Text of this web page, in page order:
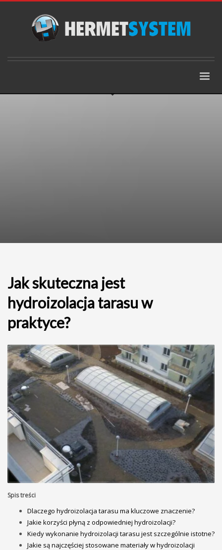
Jak skuteczna jest
hydroizolacja tarasu w
praktyce?
Spis treści
Dlaczego hydroizolacja tarasu ma kluczowe znaczenie?
Jakie korzyści płyną z odpowiedniej hydroizolacji?
Kiedy wykonanie hydroizolacji tarasu jest szczególnie istotne?
Jakie są najczęściej stosowane materiały w hydroizolacji